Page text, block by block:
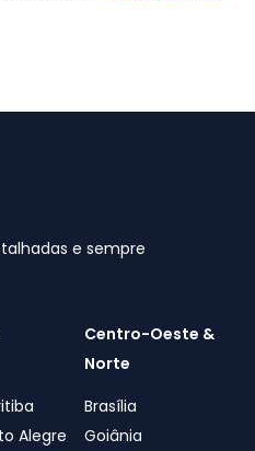
e sempre
Alegre
Centro-Oeste &
Norte
Brasília
Goiânia